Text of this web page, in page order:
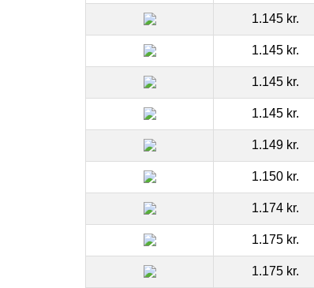
1.145 kr.
1.145 kr.
1.145 kr.
1.145 kr.
1.149 kr.
1.150 kr.
1.174 kr.
1.175 kr.
1.175 kr.